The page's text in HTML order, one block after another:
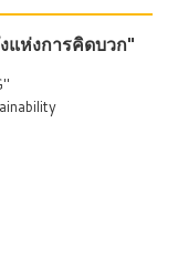
แห่งการคิดบวก"